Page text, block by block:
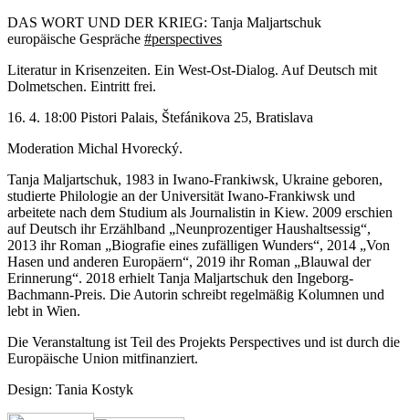
DAS WORT UND DER KRIEG: Tanja Maljartschuk
europäische Gespräche #perspectives
Literatur in Krisenzeiten. Ein West-Ost-Dialog. Auf Deutsch mit
Dolmetschen. Eintritt frei.
16. 4. 18:00 Pistori Palais, Štefánikova 25, Bratislava
Moderation Michal Hvorecký.
Tanja Maljartschuk, 1983 in Iwano-Frankiwsk, Ukraine geboren,
studierte Philologie an der Universität Iwano-Frankiwsk und
arbeitete nach dem Studium als Journalistin in Kiew. 2009 erschien
auf Deutsch ihr Erzählband „Neunprozentiger Haushaltsessig“,
2013 ihr Roman „Biografie eines zufälligen Wunders“, 2014 „Von
Hasen und anderen Europäern“, 2019 ihr Roman „Blauwal der
Erinnerung“. 2018 erhielt Tanja Maljartschuk den Ingeborg-
Bachmann-Preis. Die Autorin schreibt regelmäßig Kolumnen und
lebt in Wien.
Die Veranstaltung ist Teil des Projekts Perspectives und ist durch die
Europäische Union mitfinanziert.
Design: Tania Kostyk